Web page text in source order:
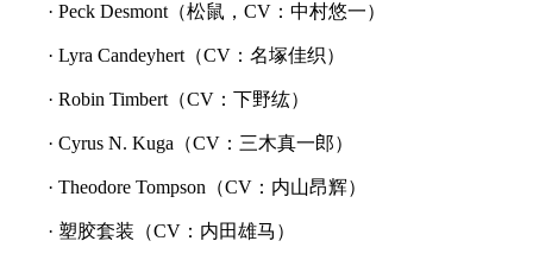
· Peck Desmont（松鼠，CV：中村悠一）
· Lyra Candeyhert（CV：名塚佳织）
· Robin Timbert（CV：下野纮）
· Cyrus N. Kuga（CV：三木真一郎）
· Theodore Tompson（CV：内山昂辉）
· 塑胶套装（CV：内田雄马）